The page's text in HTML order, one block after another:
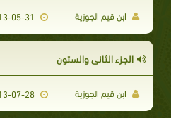
ابن قيم الجوزية
الجزء الثاني والستون
ابن قيم الجوزية